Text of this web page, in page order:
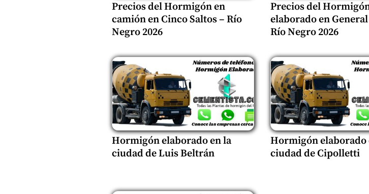
Precios del Hormigón en
camión en Cinco Saltos – Río
Negro 2026
Precios del
elaborado en General
Río Negro 2026
Hormigón elaborado en la
ciudad de Luis Beltrán
Hormigón elaborado
ciudad de Cipolletti